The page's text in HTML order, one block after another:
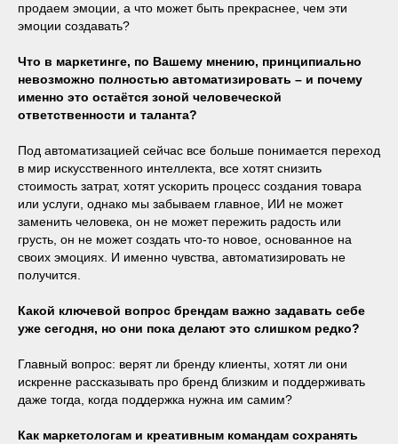
продаем эмоции, а что может быть прекраснее, чем эти
эмоции создавать?
Что в маркетинге, по Вашему мнению, принципиально
невозможно полностью автоматизировать – и почему
именно это остаётся зоной человеческой
ответственности и таланта?
Под автоматизацией сейчас все больше понимается переход
в мир искусственного интеллекта, все хотят снизить
стоимость затрат, хотят ускорить процесс создания товара
или услуги, однако мы забываем главное, ИИ не может
заменить человека, он не может пережить радость или
грусть, он не может создать что-то новое, основанное на
своих эмоциях. И именно чувства, автоматизировать не
получится.
Какой ключевой вопрос брендам важно задавать себе
уже сегодня, но они пока делают это слишком редко?
Главный вопрос: верят ли бренду клиенты, хотят ли они
искренне рассказывать про бренд близким и поддерживать
даже тогда, когда поддержка нужна им самим?
Как маркетологам и креативным командам сохранять